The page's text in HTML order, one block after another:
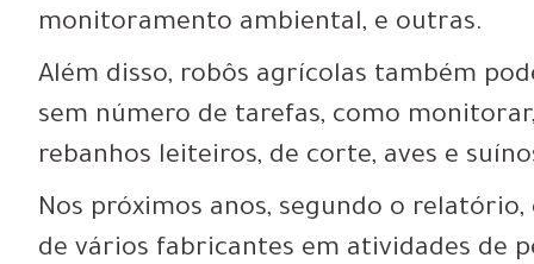
monitoramento ambiental, e outras.
Além disso, robôs agrícolas também
sem número de tarefas, como
rebanhos leiteiros, de corte, aves e
Nos próximos anos, segundo o
de vários fabricantes em atividades de